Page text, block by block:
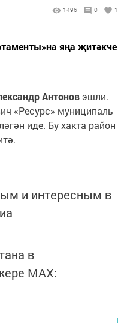
1496 0 1
яңа җитәкче
Антонов эшли.
«Ресурс» муниципаль
иде. Бу хакта район
и интересным в
в
MАХ: